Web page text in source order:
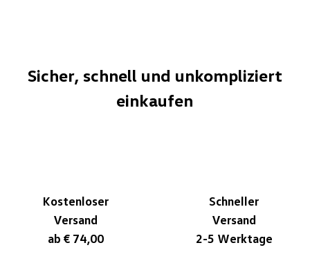
Sicher, schnell und unkompliziert
einkaufen
Kostenloser
Versand
ab € 74,00
Schneller
Versand
2-5 Werktage